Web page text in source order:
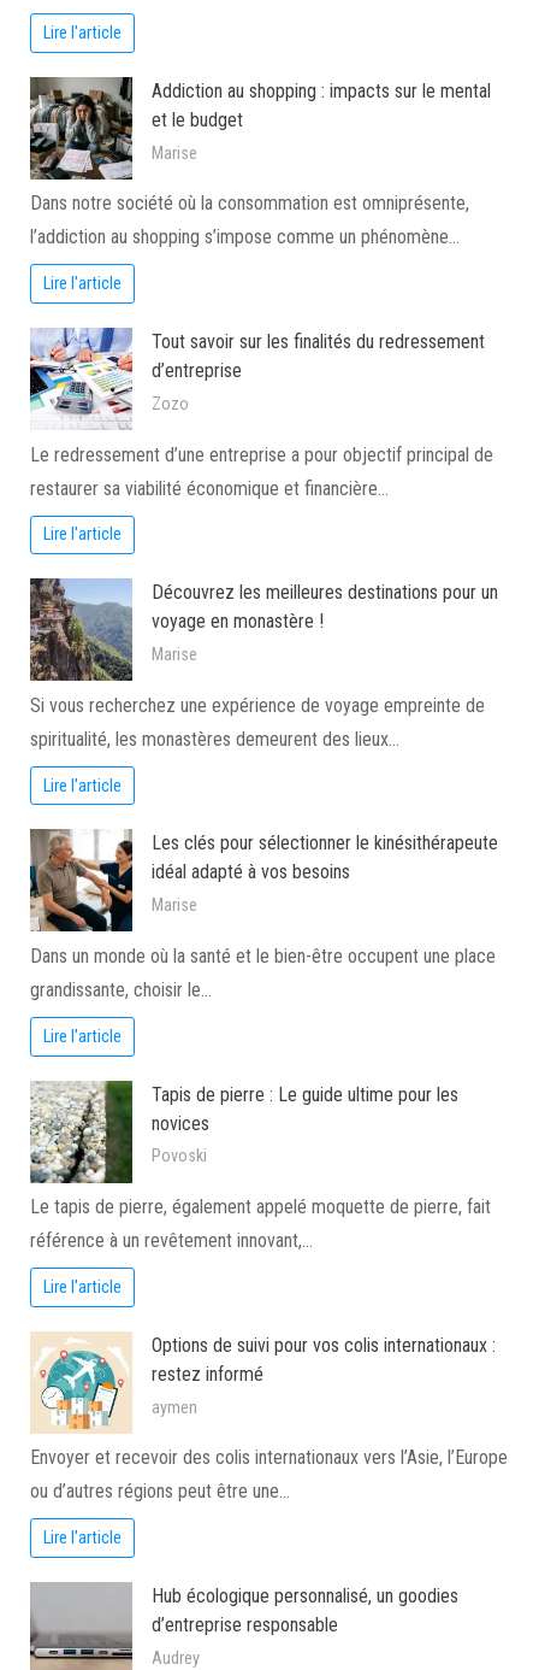
Lire l'article
Addiction au shopping : impacts sur le mental
et le budget
Marise
Dans notre société où la consommation est omniprésente,
l’addiction au shopping s’impose comme un phénomène…
Lire l'article
Tout savoir sur les finalités du redressement
d’entreprise
Zozo
Le redressement d’une entreprise a pour objectif principal de
restaurer sa viabilité économique et financière…
Lire l'article
Découvrez les meilleures destinations pour un
voyage en monastère !
Marise
Si vous recherchez une expérience de voyage empreinte de
spiritualité, les monastères demeurent des lieux…
Lire l'article
Les clés pour sélectionner le kinésithérapeute
idéal adapté à vos besoins
Marise
Dans un monde où la santé et le bien-être occupent une place
grandissante, choisir le…
Lire l'article
Tapis de pierre : Le guide ultime pour les
novices
Povoski
Le tapis de pierre, également appelé moquette de pierre, fait
référence à un revêtement innovant,…
Lire l'article
Options de suivi pour vos colis internationaux :
restez informé
aymen
Envoyer et recevoir des colis internationaux vers l’Asie, l’Europe
ou d’autres régions peut être une…
Lire l'article
Hub écologique personnalisé, un goodies
d’entreprise responsable
Audrey